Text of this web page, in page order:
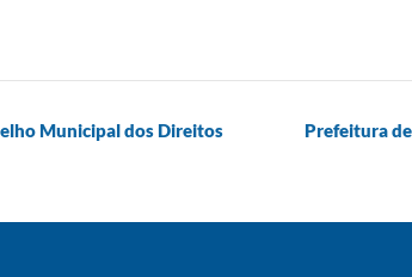
Municipal dos Direitos
Prefeitura